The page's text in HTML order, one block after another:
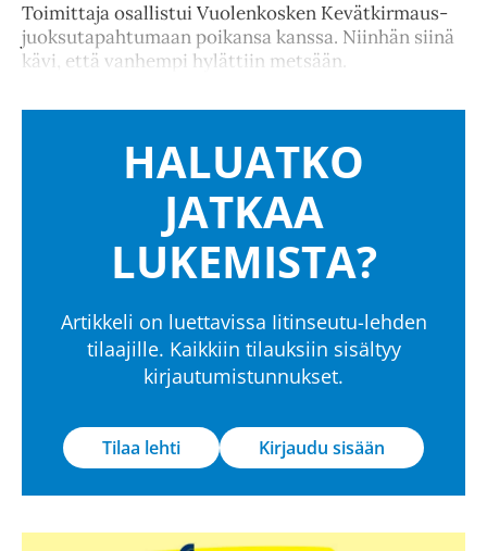
Toimittaja osallistui Vuolenkosken Kevätkirmaus-
juoksutapahtumaan poikansa kanssa. Niinhän siinä
kävi, että vanhempi hylättiin metsään.
HALUATKO
JATKAA
LUKEMISTA?
Artikkeli on luettavissa Iitinseutu-lehden
tilaajille. Kaikkiin tilauksiin sisältyy
kirjautumistunnukset.
Tilaa lehti Kirjaudu sisään